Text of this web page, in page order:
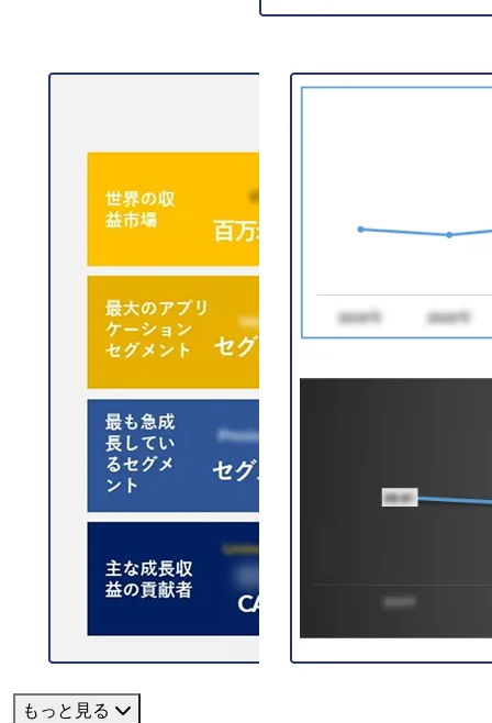
もっと見る